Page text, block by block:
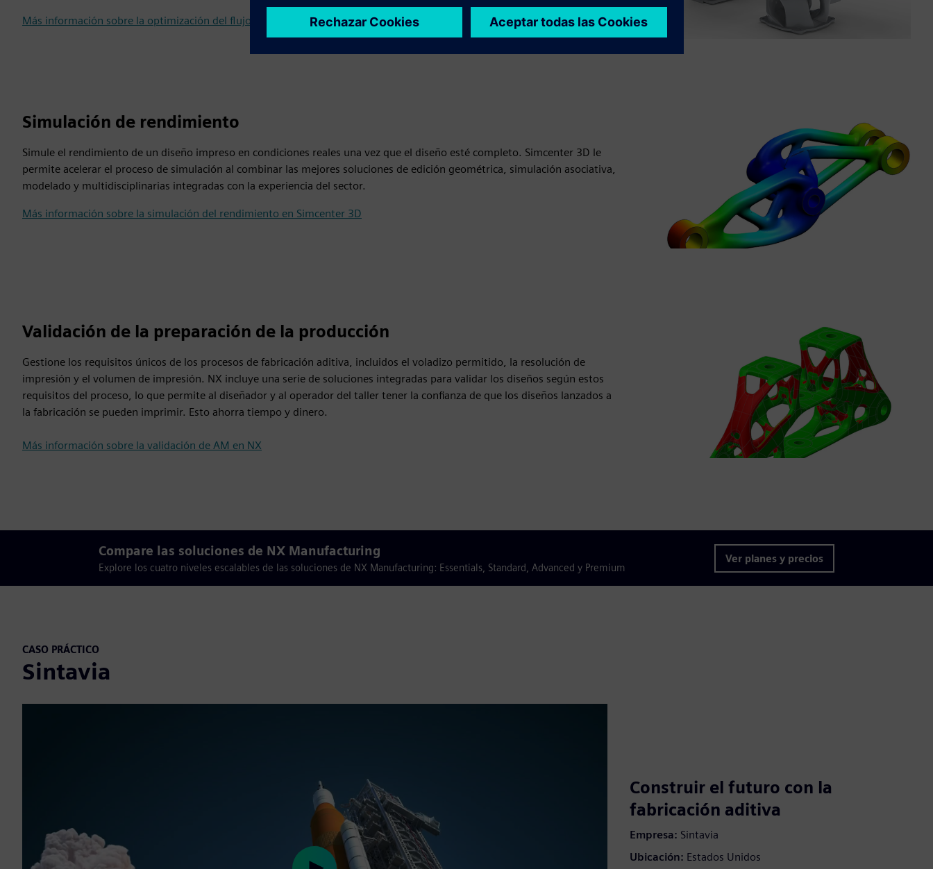
Más información sobre la optimización del flujo de fluidos en Star-CCM+
Simulación de rendimiento
Simule el rendimiento de un diseño impreso en condiciones reales una vez que el diseño esté completo. Simcenter 3D le
permite acelerar el proceso de simulación al combinar las mejores soluciones de edición geométrica, simulación asociativa,
modelado y multidisciplinarias integradas con la experiencia del sector.
Más información sobre la simulación del rendimiento en Simcenter 3D
Validación de la preparación de la producción
Gestione los requisitos únicos de los procesos de fabricación aditiva, incluidos el voladizo permitido, la resolución de
impresión y el volumen de impresión. NX incluye una serie de soluciones integradas para validar los diseños según estos
requisitos del proceso, lo que permite al diseñador y al operador del taller tener la confianza de que los diseños lanzados a
la fabricación se pueden imprimir. Esto ahorra tiempo y dinero.
Más información sobre la validación de AM en NX
Compare las soluciones de NX Manufacturing
Explore los cuatro niveles escalables de las soluciones de NX Manufacturing: Essentials, Standard, Advanced y Premium
Ver planes y precios
CASO PRÁCTICO
Sintavia
Construir el futuro con la
fabricación aditiva
Empresa: Sintavia
Ubicación: Estados Unidos